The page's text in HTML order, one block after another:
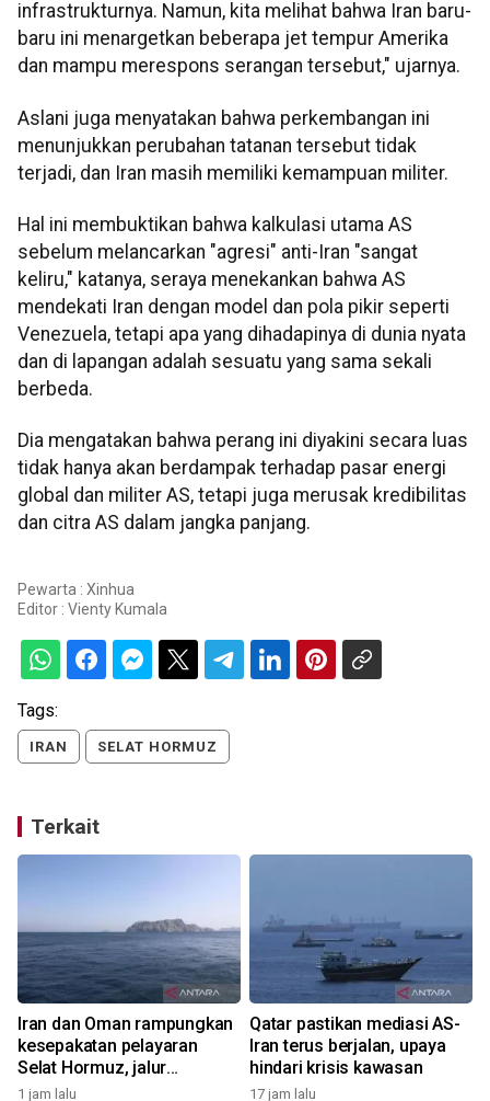
infrastrukturnya. Namun, kita melihat bahwa Iran baru-
baru ini menargetkan beberapa jet tempur Amerika
dan mampu merespons serangan tersebut," ujarnya.
Aslani juga menyatakan bahwa perkembangan ini
menunjukkan perubahan tatanan tersebut tidak
terjadi, dan Iran masih memiliki kemampuan militer.
Hal ini membuktikan bahwa kalkulasi utama AS
sebelum melancarkan "agresi" anti-Iran "sangat
keliru," katanya, seraya menekankan bahwa AS
mendekati Iran dengan model dan pola pikir seperti
Venezuela, tetapi apa yang dihadapinya di dunia nyata
dan di lapangan adalah sesuatu yang sama sekali
berbeda.
Dia mengatakan bahwa perang ini diyakini secara luas
tidak hanya akan berdampak terhadap pasar energi
global dan militer AS, tetapi juga merusak kredibilitas
dan citra AS dalam jangka panjang.
Pewarta : Xinhua
Editor : Vienty Kumala
Tags:
IRAN SELAT HORMUZ
Terkait
Iran dan Oman rampungkan
kesepakatan pelayaran
Selat Hormuz, jalur
bersyarat
1 jam lalu
Qatar pastikan mediasi AS-
Iran terus berjalan, upaya
hindari krisis kawasan
17 jam lalu